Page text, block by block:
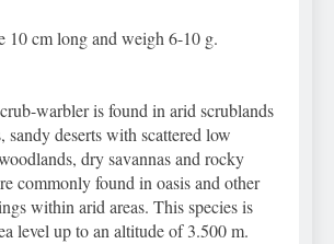
10 cm long and weigh 6-10 g.
warbler is found in arid scrublands
sandy deserts with scattered low
dry savannas and rocky
commonly found in oasis and other
within arid areas. This species is
level up to an altitude of 3.500 m.